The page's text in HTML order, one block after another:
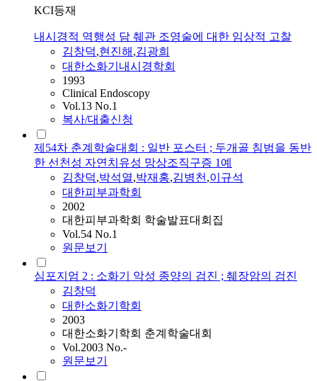
KCI등재
내시경적 역행성 담 췌관 조영술에 대한 임상적 고찰
김창덕,현진해 ,김광희
대한소화기내시경학회
1993
Clinical Endoscopy
Vol.13 No.1
복사/대출신청
제54차 춘계학술대회 : 일반 포스터 ; 두개골 침범을 동반
한 선천성 자연치유성 망상조직구증 1예
김창덕,박석열,박재홍,김병천,이규석
대한피부과학회
2002
대한피부과학회 학술발표대회집
Vol.54 No.1
원문보기
심포지엄 2 : 소화기 악성 종양의 검진 ; 췌장암의 검진
김창덕
대한소화기학회
2003
대한소화기학회 춘계학술대회
Vol.2003 No.-
원문보기